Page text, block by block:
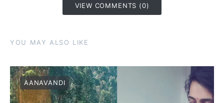
VIEW COMMENTS (0)
YOU MAY ALSO LIKE
AANAVANDI